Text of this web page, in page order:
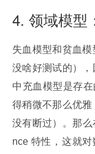
4. 领域模型
失血模型和贫血
没啥好测试的）
中充血模型是存
得稍微不那么优
没有断过）。那
nce 特性，这就